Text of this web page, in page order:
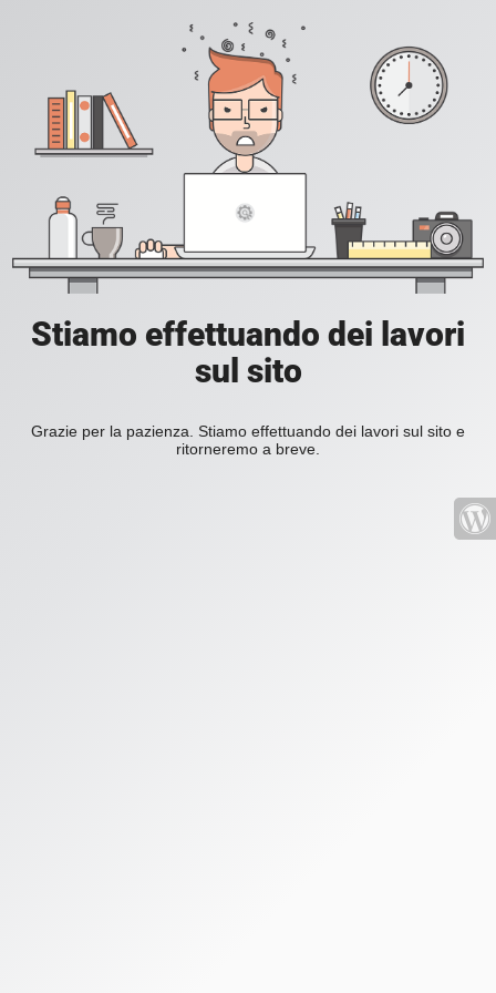
Stiamo effettuando dei lavori
sul sito
Grazie per la pazienza. Stiamo effettuando dei lavori sul sito e
ritorneremo a breve.